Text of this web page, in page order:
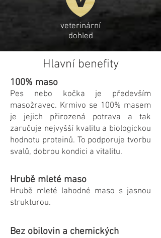
veterinární
dohled
Hlavní benefity
100% maso
Pes nebo kočka je především
masožravec. Krmivo se 100% masem
je jejich přirozená potrava a tak
zaručuje nejvyšší kvalitu a biologickou
hodnotu proteinů. To podporuje tvorbu
svalů, dobrou kondici a vitalitu.
Hrubě mleté maso
Hrubě mleté lahodné maso s jasnou
strukturou.
Bez obilovin a chemických